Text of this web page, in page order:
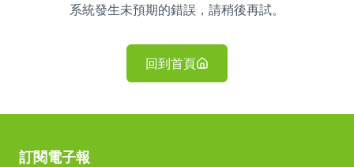
系統發生未預期的錯誤，請稍後再試。
回到首頁
訂閱電子報